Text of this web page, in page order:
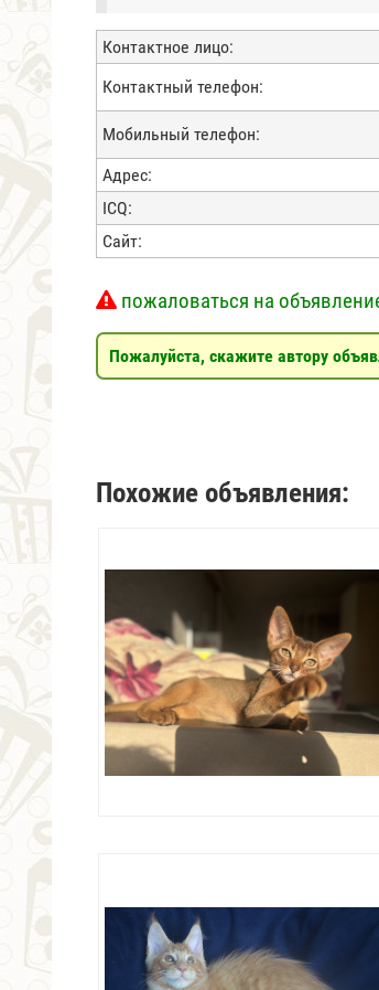
Контактное лицо:
Контактный телефон:
Мобильный телефон:
Адрес:
ICQ:
Сайт:
пожаловаться на
Пожалуйста, скажите автору
Похожие объявления: